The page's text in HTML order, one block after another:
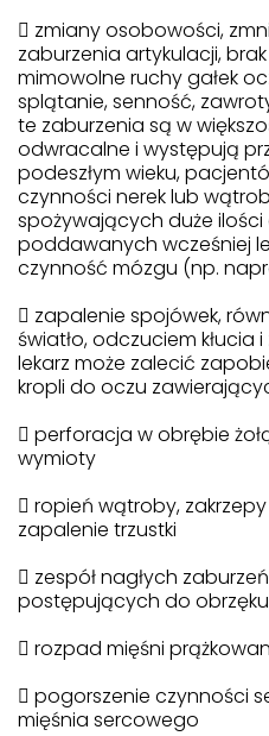
 zmiany osobowości,
zaburzenia artykulacji,
mimowolne ruchy gałek
splątanie, senność,
te zaburzenia są w
odwracalne i występują
podeszłym wieku,
czynności nerek lub
spożywających duże
poddawanych wcześniej
czynność mózgu (np.
 zapalenie spojówek,
światło, odczuciem kłucia
lekarz może zalecić
kropli do oczu
 perforacja w obrębie
wymioty
 ropień wątroby,
zapalenie trzustki
 zespół nagłych
postępujących do obrzęku
 rozpad mięśni
 pogorszenie czynności
mięśnia sercowego